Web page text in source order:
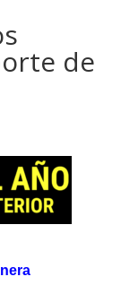
de